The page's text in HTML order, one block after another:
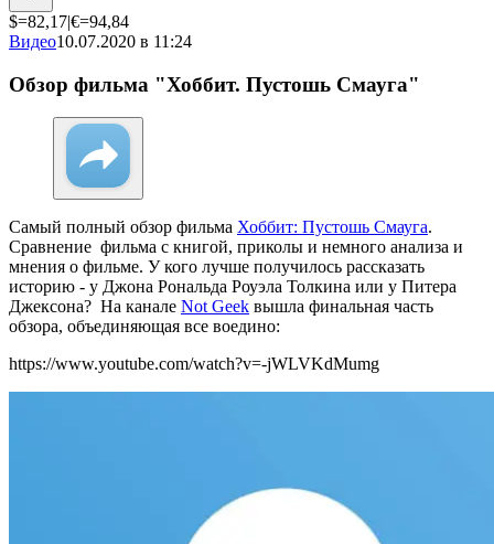
$=82,17|€=94,84
Видео10.07.2020 в 11:24
Обзор фильма "Хоббит. Пустошь Смауга"
Самый полный обзор фильма Хоббит: Пустошь Смауга.
Сравнение фильма с книгой, приколы и немного анализа и
мнения о фильме. У кого лучше получилось рассказать
историю - у Джона Рональда Роуэла Толкина или у Питера
Джексона? На канале Not Geek вышла финальная часть
обзора, объединяющая все воедино:
https://www.youtube.com/watch?v=-jWLVKdMumg